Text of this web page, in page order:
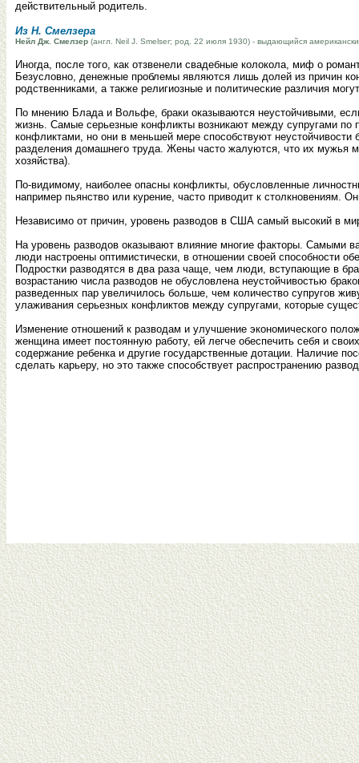
действительный родитель.
Из Н. Смелзера
Нейл Дж. Смелзер (англ. Neil J. Smelser; род. 22 июля 1930) - выдающийся
Иногда, после того, как отзвенели свадебные колокола, миф о
Безусловно, денежные проблемы являются лишь долей из причин
родственниками, а также религиозные и политические различия
По мнению Блада и Вольфе, браки оказываются неустойчивыми,
жизнь. Самые серьезные конфликты возникают между супругами по
конфликтами, но они в меньшей мере способствуют
разделения домашнего труда. Жены часто жалуются, что их мужья
хозяйства).
По-видимому, наиболее опасны конфликты, обусловленные
например пьянство или курение, часто приводит к столкновениям.
Независимо от причин, уровень разводов в США самый высокий в
На уровень разводов оказывают влияние многие факторы. Самыми
люди настроены оптимистически, в отношении своей способности
Подростки разводятся в два раза чаще, чем люди, вступающие в
возрастанию числа разводов не обусловлена неустойчивостью
разведенных пар увеличилось больше, чем количество супругов
улаживания серьезных конфликтов между супругами, которые
Изменение отношений к разводам и улучшение экономического
женщина имеет постоянную работу, ей легче обеспечить себя и
содержание ребенка и другие государственные дотации. Наличие
сделать карьеру, но это также способствует распространению